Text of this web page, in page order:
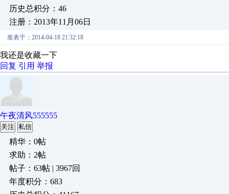
历史总积分：46
注册：2013年11月06日
发表于：2014-04-18 21:32:18
我还是收藏一下
回复 引用 举报
午夜清风555555
关注 私信
精华：0帖
求助：2帖
帖子：63帖 | 3967回
年度积分：683